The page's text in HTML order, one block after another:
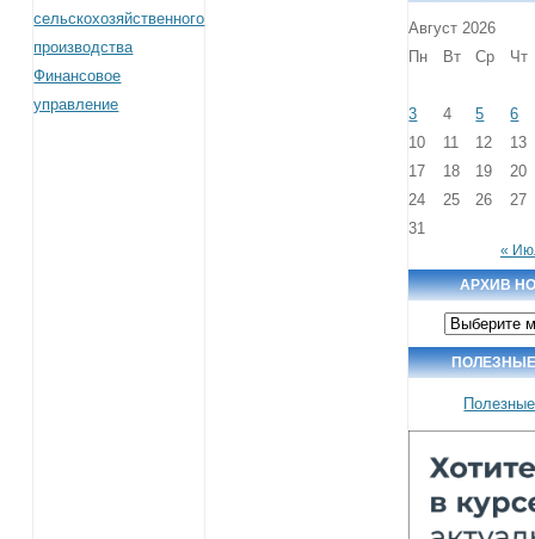
сельскохозяйственного
производства
Финансовое
управление
Август 2026
Пн
Вт Ср Чт
3 4 5
6
10
11 12
13
17
18 19
20
24
25 26
27
31
«
АРХИВ
Архив
новостей